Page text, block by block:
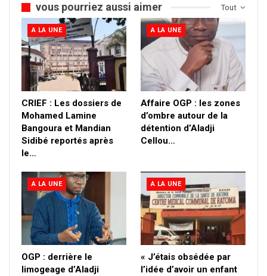
Tout
vous pourriez aussi aimer
A LA UNE
CRIEF : Les dossiers de
Mohamed Lamine
Bangoura et Mandian
Sidibé reportés après
le…
A LA UNE
Affaire OGP : les zones
d’ombre autour de la
détention d’Aladji
Cellou…
A LA UNE
OGP : derrière le
limogeage d’Aladji
A LA UNE
« J’étais obsédée par
l’idée d’avoir un enfant